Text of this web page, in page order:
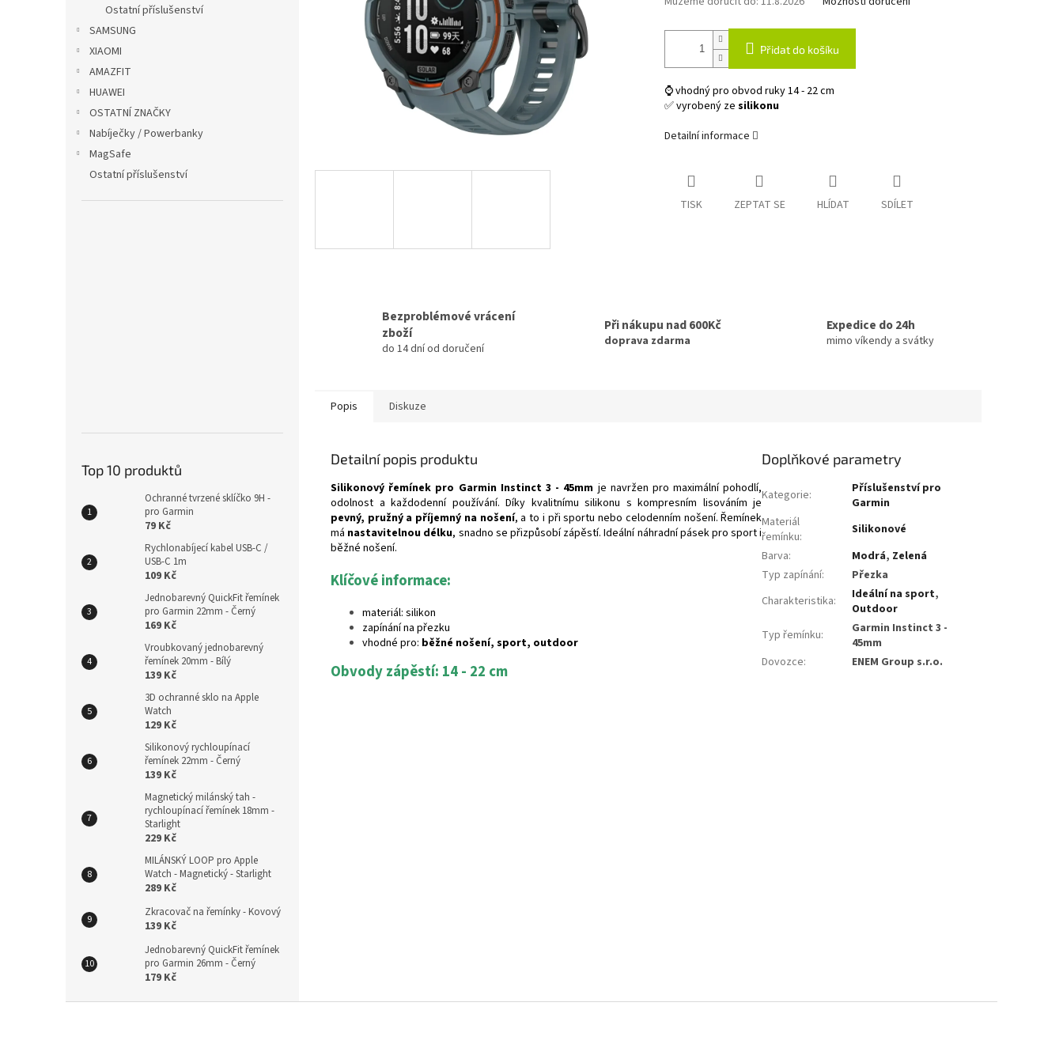
Ostatní příslušenství
SAMSUNG
XIAOMI
AMAZFIT
HUAWEI
OSTATNÍ ZNAČKY
Nabíječky / Powerbanky
MagSafe
Ostatní příslušenství
Top 10 produktů
Ochranné tvrzené sklíčko 9H -
pro Garmin
79 Kč
Rychlonabíjecí kabel USB-C /
USB-C 1m
109 Kč
Jednobarevný QuickFit řemínek
pro Garmin 22mm - Černý
169 Kč
Vroubkovaný jednobarevný
řemínek 20mm - Bílý
139 Kč
3D ochranné sklo na Apple
Watch
129 Kč
Silikonový rychloupínací
řemínek 22mm - Černý
139 Kč
Magnetický milánský tah -
rychloupínací řemínek 18mm -
Starlight
229 Kč
MILÁNSKÝ LOOP pro Apple
Watch - Magnetický - Starlight
289 Kč
Zkracovač na řemínky - Kovový
139 Kč
Jednobarevný QuickFit řemínek
pro Garmin 26mm - Černý
179 Kč
Přidat do košíku
⌚ vhodný pro obvod ruky 14 - 22 cm
✅ vyrobený ze silikonu
Detailní informace
TISK ZEPTAT SE HLÍDAT SDÍLET
Bezproblémové vrácení
zboží
do 14 dní od doručení
Při nákupu nad 600Kč
doprava zdarma
Expedice do 24h
mimo víkendy a svátky
Popis Diskuze
Detailní popis produktu
Silikonový řemínek pro Garmin Instinct 3 - 45mm je navržen pro maximální pohodlí,
odolnost a každodenní používání. Díky kvalitnímu silikonu s kompresním lisováním je
pevný, pružný a příjemný na nošení, a to i při sportu nebo celodenním nošení. Řemínek
má nastavitelnou délku, snadno se přizpůsobí zápěstí. Ideální náhradní pásek pro sport i
běžné nošení.
Klíčové informace:
materiál: silikon
zapínání na přezku
vhodné pro: běžné nošení, sport, outdoor
Obvody zápěstí: 14 - 22 cm
Doplňkové parametry
Kategorie:
Příslušenství pro
Garmin
Materiál
řemínku:
Silikonové
Barva: Modrá, Zelená
Typ zapínání:
Přezka
Charakteristika: Ideální na sport,
Outdoor
Typ řemínku:
Garmin Instinct 3 -
45mm
Dovozce: ENEM Group s.r.o.